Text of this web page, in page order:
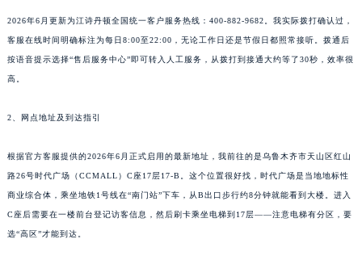
2026年6月更新为江诗丹顿全国统一客户服务热线：400-882-9682。我实际拨打确认过，
客服在线时间明确标注为每日8:00至22:00，无论工作日还是节假日都照常接听。拨通后
按语音提示选择“售后服务中心”即可转入人工服务，从拨打到接通大约等了30秒，效率很
高。
2、网点地址及到达指引
根据官方客服提供的2026年6月正式启用的最新地址，我前往的是乌鲁木齐市天山区红山
路26号时代广场（CCMALL）C座17层17-B。这个位置很好找，时代广场是当地地标性
商业综合体，乘坐地铁1号线在“南门站”下车，从B出口步行约8分钟就能看到大楼。进入
C座后需要在一楼前台登记访客信息，然后刷卡乘坐电梯到17层——注意电梯有分区，要
选“高区”才能到达。